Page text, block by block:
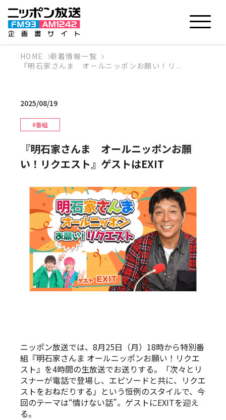
HOME
新着情報一覧
『明石家さんま オールニッポンお願い！リ...
2025/08/19
#番組
『明石家さんま オールニッポンお願
い！リクエスト』ゲストはEXIT
ニッポン放送では、8月25日（月）18時から特別番
組『明石家さんま オールニッポンお願い！リクエ
スト』を4時間の生放送でお送りする。「次々とリ
スナーが電話で登場し、エピソードと共に、リクエ
ストをおねだりする」という恒例のスタイルで、今
回のテーマは“情けない話”。ゲストにEXITを迎え
る。